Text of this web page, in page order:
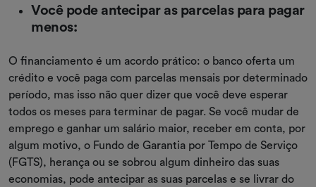
Você pode antecipar as parcelas para pagar
menos:
O financiamento é um acordo prático: o banco oferta um
crédito e você paga com parcelas mensais por determinado
período, mas isso não quer dizer que você deve esperar
todos os meses para terminar de pagar. Se você mudar de
emprego e ganhar um salário maior, receber em conta, por
algum motivo, o Fundo de Garantia por Tempo de Serviço
(FGTS), herança ou se sobrou algum dinheiro das suas
economias, pode antecipar as suas parcelas e se livrar do